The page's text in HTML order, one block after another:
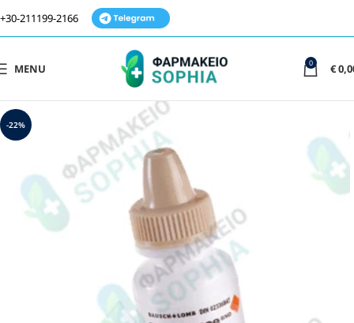
+30-211199-2166
MENU 0 €
-22%